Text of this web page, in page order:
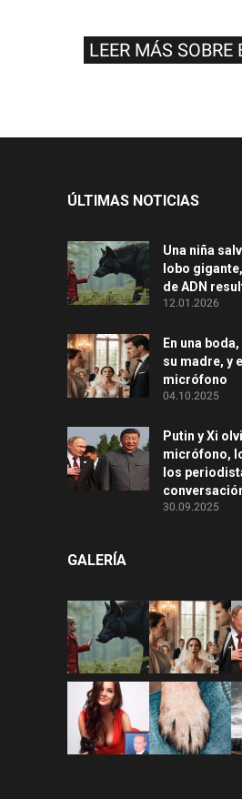
LEER MÁS SOBRE
ÚLTIMAS NOTICIAS
Una niña
lobo
de ADN
12.01.2026
En una
su madre, y
micrófono
04.10.2025
Putin y Xi
micrófono,
los
30.09.2025
GALERÍA